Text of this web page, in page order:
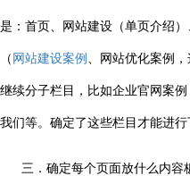
是：首页、网站建设（单页介绍
（ 网站建设案例 、网站优化案例
继续分子栏目，比如企业官网案
我们等。确定了这些栏目才能进行
三．确定每个页面放什么内容